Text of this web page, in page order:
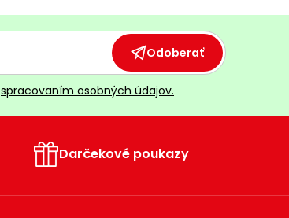
Odoberať
spracovaním osobných údajov.
Darčekové poukazy